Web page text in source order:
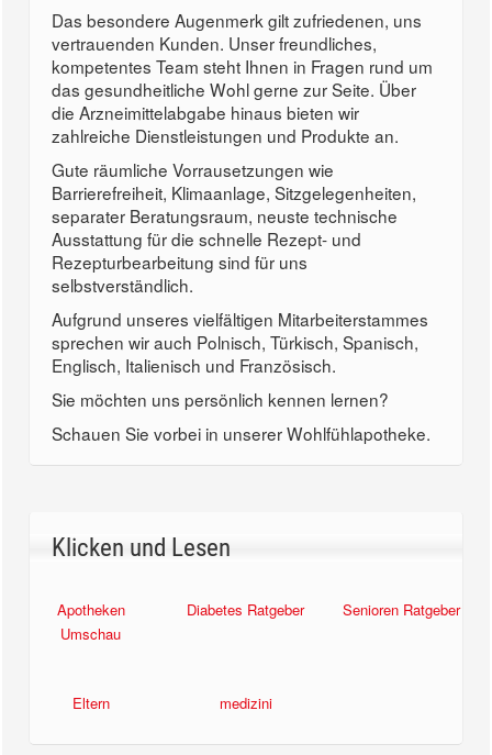
Das besondere Augenmerk gilt zufriedenen, uns
vertrauenden Kunden. Unser freundliches,
kompetentes Team steht Ihnen in Fragen rund um
das gesundheitliche Wohl gerne zur Seite. Über
die Arzneimittelabgabe hinaus bieten wir
zahlreiche Dienstleistungen und Produkte an.
Gute räumliche Vorrausetzungen wie
Barrierefreiheit, Klimaanlage, Sitzgelegenheiten,
separater Beratungsraum, neuste technische
Ausstattung für die schnelle Rezept- und
Rezepturbearbeitung sind für uns
selbstverständlich.
Aufgrund unseres vielfältigen Mitarbeiterstammes
sprechen wir auch Polnisch, Türkisch, Spanisch,
Englisch, Italienisch und Französisch.
Sie möchten uns persönlich kennen lernen?
Schauen Sie vorbei in unserer Wohlfühlapotheke.
Klicken und Lesen
Apotheken
Umschau
Diabetes Ratgeber Senioren Ratgeber
Eltern medizini